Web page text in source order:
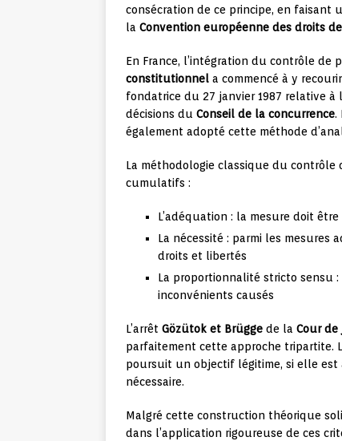
consécration de ce principe, en faisant
la Convention européenne des droits de
En France, l’intégration du contrôle de
constitutionnel a commencé à y
fondatrice du 27 janvier 1987 relative
décisions du Conseil de la concurrence.
également adopté cette méthode
La méthodologie classique du
cumulatifs :
L’adéquation : la mesure doit
La nécessité : parmi les
droits et libertés
La proportionnalité stricto sensu
inconvénients causés
L’arrêt Gözütok et Brügge de la Cour de
parfaitement cette approche tripartite.
poursuit un objectif légitime, si elle est
nécessaire.
Malgré cette construction théorique
dans l’application rigoureuse de ces